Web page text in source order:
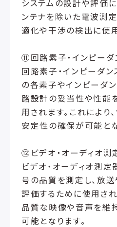
システムの設計や評価
ンテナを除いた電波測
適化や干渉の検出に使
⑪回路素子・インピーダ
回路素子・インピーダ
の各素子やインピーダ
路設計の妥当性や性能
用されます。これにより
安定性の確保が可能とな
⑫ビデオ・オーディオ測
ビデオ・オーディオ測
号の品質を測定し、放
評価するために使用され
品質な映像や音声を維
可能となります。